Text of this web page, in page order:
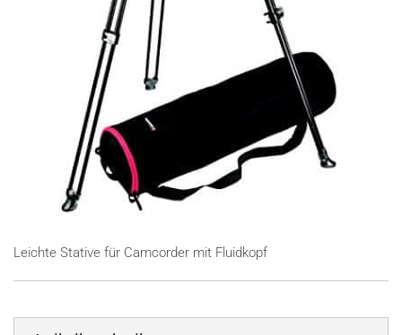
Leichte Stative für Camcorder mit Fluidkopf